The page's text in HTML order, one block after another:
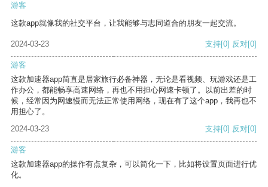
游客
这款app就像我的社交平台，让我能够与志同道合的朋友一起交流。
2024-03-23 支持[0] 反对[0]
游客
这款加速器app简直是居家旅行必备神器，无论是看视频、玩游戏还是工
作办公，都能畅享高速网络，再也不用担心网速卡顿了。以前出差的时
候，经常因为网速慢而无法正常使用网络，现在有了这个app，我再也不
用担心了。
2024-03-23
支持[0] 反对[0]
游客
这款加速器app的操作有点复杂，可以简化一下，比如将设置页面进行优
化。